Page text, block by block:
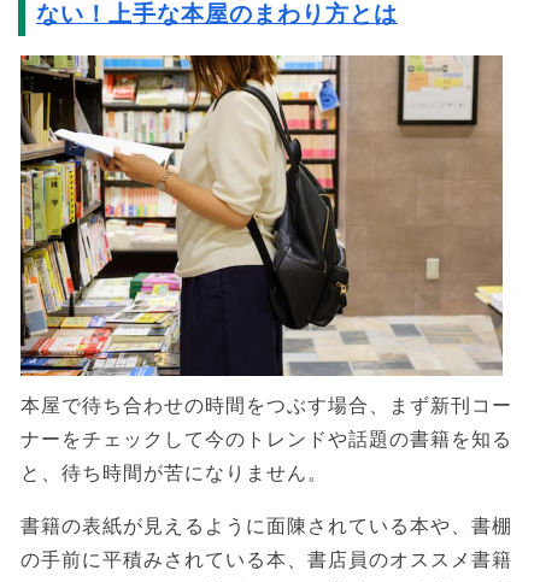
ない！上手な本屋のまわり方とは
本屋で待ち合わせの時間をつぶす場合、まず新刊コー
ナーをチェックして今のトレンドや話題の書籍を知る
と、待ち時間が苦になりません。
書籍の表紙が見えるように面陳されている本や、書棚
の手前に平積みされている本、書店員のオススメ書籍